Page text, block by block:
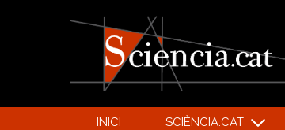
INICI SCIÈNCIA.CAT